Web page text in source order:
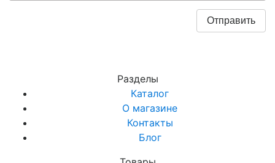
Разделы
Каталог
О магазине
Контакты
Блог